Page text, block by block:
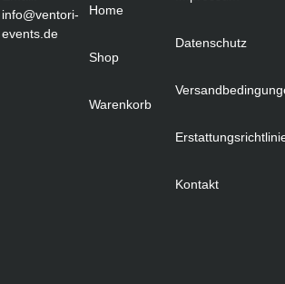
info@ventori-
events.de
Home
Shop
Warenkorb
Datenschutz
Kontakt